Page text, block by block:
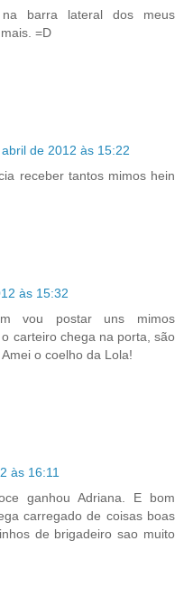
barra lateral dos meus
=D
de 2012 às 15:22
receber tantos mimos hein
às 15:32
vou postar uns mimos
carteiro chega na porta, são
o coelho da Lola!
às 16:11
ganhou Adriana. E bom
carregado de coisas boas
de brigadeiro sao muito